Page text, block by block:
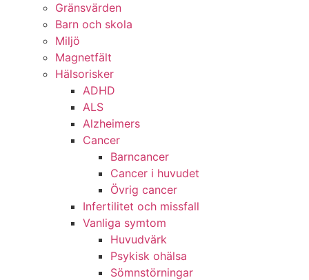
Gränsvärden
Barn och skola
Miljö
Magnetfält
Hälsorisker
ADHD
ALS
Alzheimers
Cancer
Barncancer
Cancer i huvudet
Övrig cancer
Infertilitet och missfall
Vanliga symtom
Huvudvärk
Psykisk ohälsa
Sömnstörningar